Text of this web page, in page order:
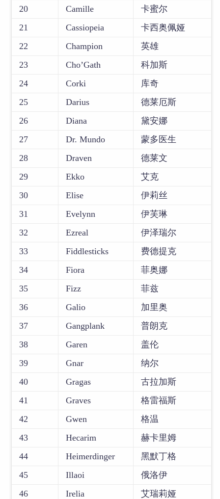
20
Camille
卡蜜尔
21
Cassiopeia
卡西奥佩娅
22
Champion
英雄
23
Cho’Gath
科加斯
24
Corki
库奇
25
Darius
德莱厄斯
26
Diana
黛安娜
27
Dr. Mundo
蒙多医生
28
Draven
德莱文
29
Ekko
艾克
30
Elise
伊莉丝
31
Evelynn
伊芙琳
32
Ezreal
伊泽瑞尔
33
Fiddlesticks
费德提克
34
Fiora
菲奥娜
35
Fizz
菲兹
36
Galio
加里奥
37
Gangplank
普朗克
38
Garen
盖伦
39
Gnar
纳尔
40
Gragas
古拉加斯
41
Graves
格雷福斯
42
Gwen
格温
43
Hecarim
赫卡里姆
44
Heimerdinger
黑默丁格
45
Illaoi
俄洛伊
46
Irelia
艾瑞莉娅